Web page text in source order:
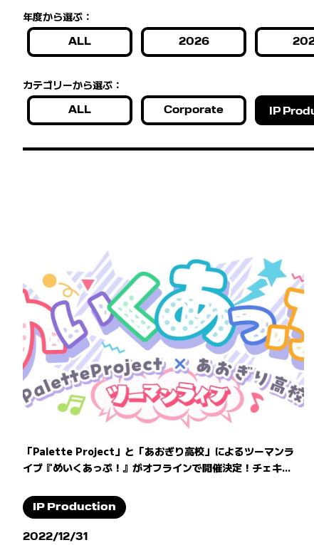
年度から選ぶ：
ALL 2026
カテゴリーから選ぶ：
ALL Corporate IP
「Palette Project」と「あおぎり高校」によるツーマンラ
イブ『めいくあっぷ！』がオフラインで開催決定！チェキ...
IP Production
2022/12/31